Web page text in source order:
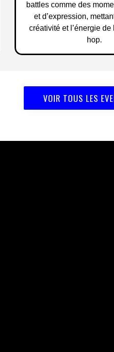
battles comme des
et d’expression,
créativité et l’énergie
hop.
VOIR TOUS LES